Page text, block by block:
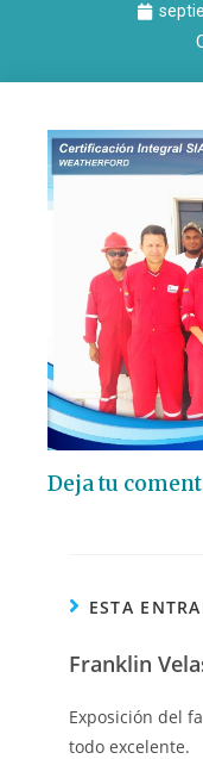
Deja tu
ESTA
Franklin
Exposición del
todo excelente.